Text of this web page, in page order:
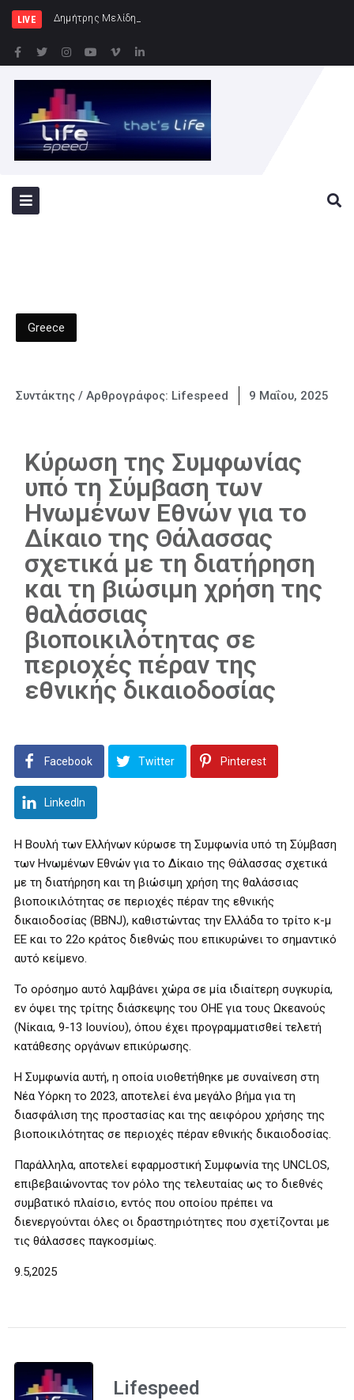
LIVE Δημήτρης Μελίδης: «Ο ΣΥΡΙΖΑ-ΠΣ είνα
Greece
Συντάκτης / Αρθρογράφος: Lifespeed 9 Μαΐου, 2025
Κύρωση της Συμφωνίας
υπό τη Σύμβαση των
Ηνωμένων Εθνών για το
Δίκαιο της Θάλασσας
σχετικά με τη διατήρηση
και τη βιώσιμη χρήση της
θαλάσσιας
βιοποικιλότητας σε
περιοχές πέραν της
εθνικής δικαιοδοσίας
Facebook Twitter Pinterest
LinkedIn
Η Βουλή των Ελλήνων κύρωσε τη Συμφωνία υπό τη Σύμβαση
των Ηνωμένων Εθνών για το Δίκαιο της Θάλασσας σχετικά
με τη διατήρηση και τη βιώσιμη χρήση της θαλάσσιας
βιοποικιλότητας σε περιοχές πέραν της εθνικής
δικαιοδοσίας (BBNJ), καθιστώντας την Ελλάδα το τρίτο κ-μ
ΕΕ και το 22ο κράτος διεθνώς που επικυρώνει το σημαντικό
αυτό κείμενο.
Το ορόσημο αυτό λαμβάνει χώρα σε μία ιδιαίτερη συγκυρία,
εν όψει της τρίτης διάσκεψης του ΟΗΕ για τους Ωκεανούς
(Νίκαια, 9-13 Ιουνίου), όπου έχει προγραμματισθεί τελετή
κατάθεσης οργάνων επικύρωσης.
Η Συμφωνία αυτή, η οποία υιοθετήθηκε με συναίνεση στη
Νέα Υόρκη το 2023, αποτελεί ένα μεγάλο βήμα για τη
διασφάλιση της προστασίας και της αειφόρου χρήσης της
βιοποικιλότητας σε περιοχές πέραν εθνικής δικαιοδοσίας.
Παράλληλα, αποτελεί εφαρμοστική Συμφωνία της UNCLOS,
επιβεβαιώνοντας τον ρόλο της τελευταίας ως το διεθνές
συμβατικό πλαίσιο, εντός που οποίου πρέπει να
διενεργούνται όλες οι δραστηριότητες που σχετίζονται με
τις θάλασσες παγκοσμίως.
9.5,2025
Lifespeed